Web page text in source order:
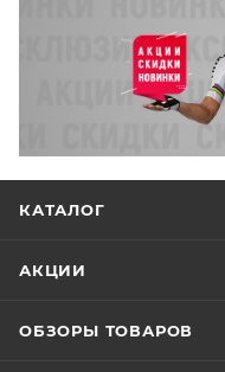
КАТАЛОГ
АКЦИИ
ОБЗОРЫ ТОВАРОВ